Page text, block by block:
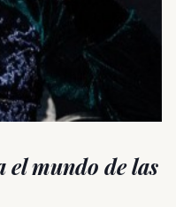
el mundo de las